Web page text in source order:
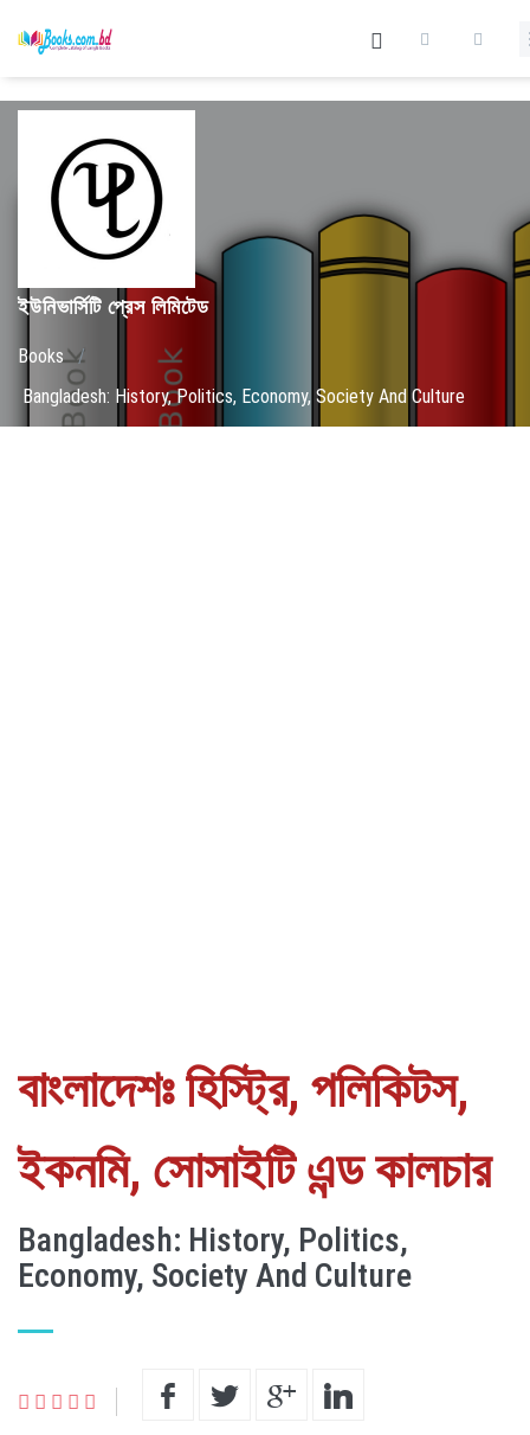
ইউনিভার্সিটি প্রেস লিমিটেড
Books
/
Bangladesh: History, Politics, Economy, Society And Culture
বাংলাদেশঃ হিস্ট্রি, পলিকিটস,
ইকনমি, সোসাইটি এন্ড কালচার
Bangladesh: History, Politics,
Economy, Society And Culture